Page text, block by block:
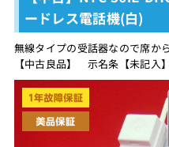
ードレス電話機(白)
無線タイプの受話器なので席
【中古良品】 示名条【未記入】